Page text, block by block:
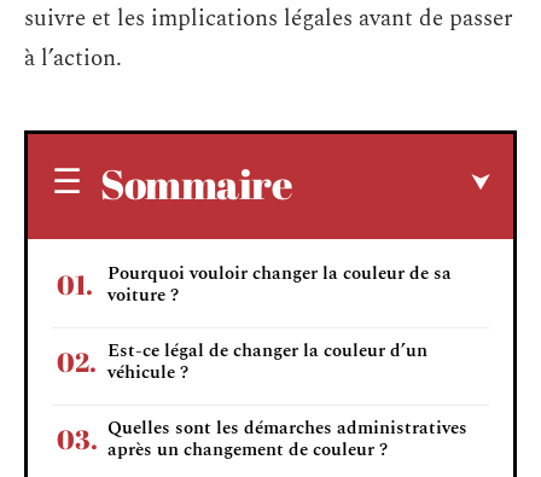
suivre et les implications légales avant de passer
à l’action.
Sommaire
Pourquoi vouloir changer la couleur de sa
voiture ?
Est-ce légal de changer la couleur d’un
véhicule ?
Quelles sont les démarches administratives
après un changement de couleur ?